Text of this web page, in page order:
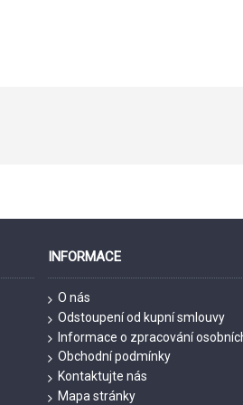
INFORMACE
O nás
Odstoupení od kupní smlouvy
Informace o zpracování
Obchodní podmínky
Kontaktujte nás
Mapa stránky